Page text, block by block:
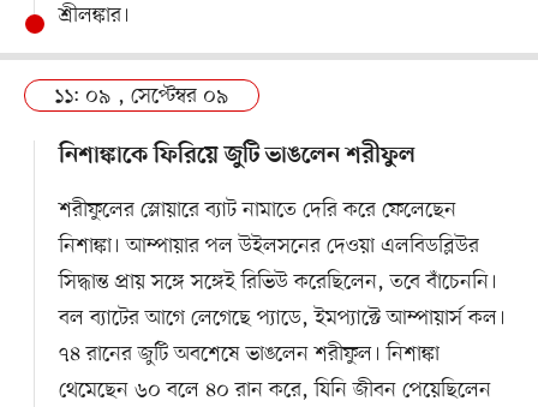
শ্রীলঙ্কার।
১১: ০৯ , সেপ্টেম্বর ০৯
নিশাঙ্কাকে ফিরিয়ে জুটি ভাঙলেন শরীফুল
শরীফুলের স্লোয়ারে ব্যাট নামাতে দেরি করে ফেলেছেন
নিশাঙ্কা। আম্পায়ার পল উইলসনের দেওয়া এলবিডব্লিউর
সিদ্ধান্ত প্রায় সঙ্গে সঙ্গেই রিভিউ করেছিলেন, তবে বাঁচেননি।
বল ব্যাটের আগে লেগেছে প্যাডে, ইমপ্যাক্টে আম্পায়ার্স কল।
৭৪ রানের জুটি অবশেষে ভাঙলেন শরীফুল। নিশাঙ্কা
থেমেছেন ৬০ বলে ৪০ রান করে, যিনি জীবন পেয়েছিলেন